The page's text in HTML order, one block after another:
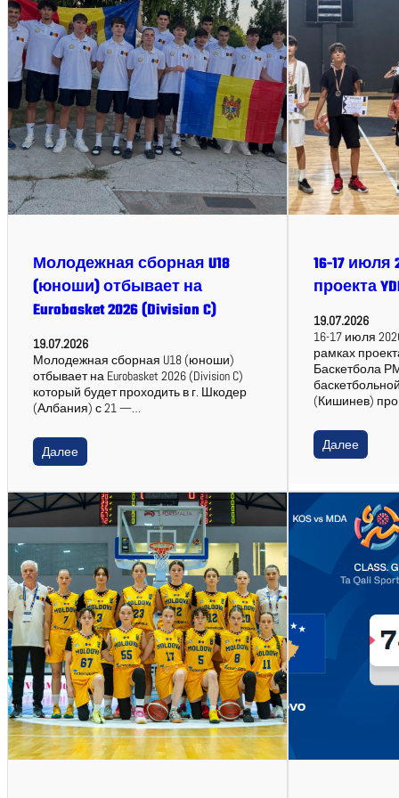
Молодежная сборная U18
(юноши) отбывает на
Eurobasket 2026 (Division C)
19.07.2026
Молодежная сборная U18 (юноши)
отбывает на Eurobasket 2026 (Division C)
который будет проходить в г. Шкодер
(Албания) с 21 —…
Далее
16-17 июля
проекта
19.07.2026
16-17 июля
рамках
Баскетбола
(Кишинев)
Далее